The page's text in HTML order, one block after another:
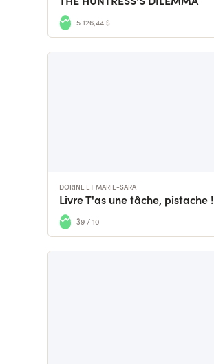
5 126,44 $
DORINE ET MARIE-SARA
Livre T'as une tâche, pistache !
39 / 10